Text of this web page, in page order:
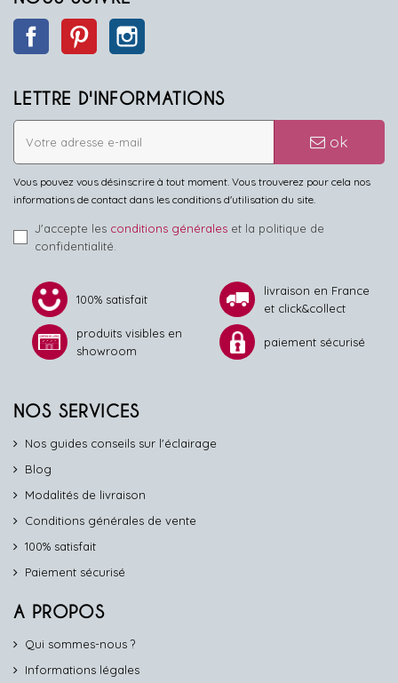
Facebook Pinterest
LETTRE D'INFORMATIONS
ok
Vous pouvez vous désinscrire à tout moment. Vous trouverez pour cela nos
informations de contact dans les conditions d'utilisation du site.
J'accepte les conditions générales et la politique de
confidentialité.
100% satisfait
livraison en France
et click&collect
produits visibles en
showroom
paiement sécurisé
NOS SERVICES
Nos guides conseils sur l'éclairage
Blog
Modalités de livraison
Conditions générales de vente
100% satisfait
Paiement sécurisé
A PROPOS
Qui sommes-nous ?
Informations légales